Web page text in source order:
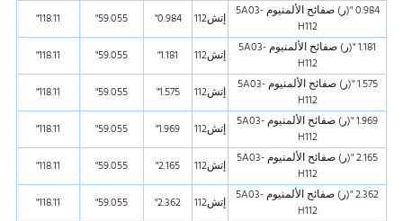
0.984 "(ر) صفائح الألمنيوم 5A03-
H112
إتش112 0.984"
59.055"
118.11"
1.181 "(ر) صفائح الألمنيوم 5A03-
H112
إتش112 1.181"
59.055"
118.11"
1.575 "(ر) صفائح الألمنيوم 5A03-
H112
إتش112 1.575"
59.055"
118.11"
1.969 "(ر) صفائح الألمنيوم 5A03-
H112
إتش112 1.969"
59.055"
118.11"
2.165 "(ر) صفائح الألمنيوم 5A03-
H112
إتش112 2.165"
59.055"
118.11"
2.362 "(ر) صفائح الألمنيوم 5A03-
H112
إتش112 2.362"
59.055"
118.11"